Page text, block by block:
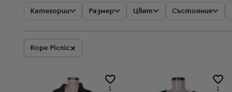
Категории Размер Цвят Състояние
Rope Picnic×
1 1